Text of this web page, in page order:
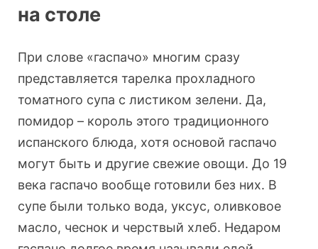
на столе
При слове «гаспачо» многим сразу
представляется тарелка прохладного
томатного супа с листиком зелени. Да,
помидор – король этого традиционного
испанского блюда, хотя основой гаспачо
могут быть и другие свежие овощи. До 19
века гаспачо вообще готовили без них. В
супе были только вода, уксус, оливковое
масло, чеснок и черствый хлеб. Недаром